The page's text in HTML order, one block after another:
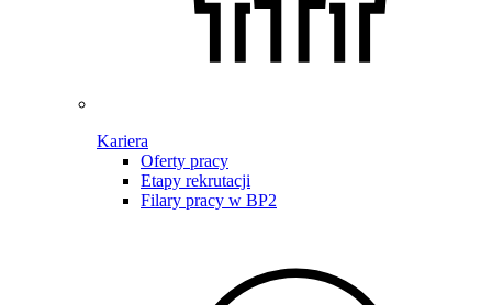
Kariera
Oferty pracy
Etapy rekrutacji
Filary pracy w BP2